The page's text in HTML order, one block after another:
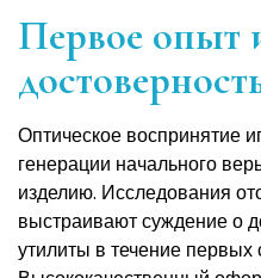
Первое опыт
Оптическое воспринятие
генерации начального
изделию. Исследования
выстраивают суждение о
утилиты в течение первых